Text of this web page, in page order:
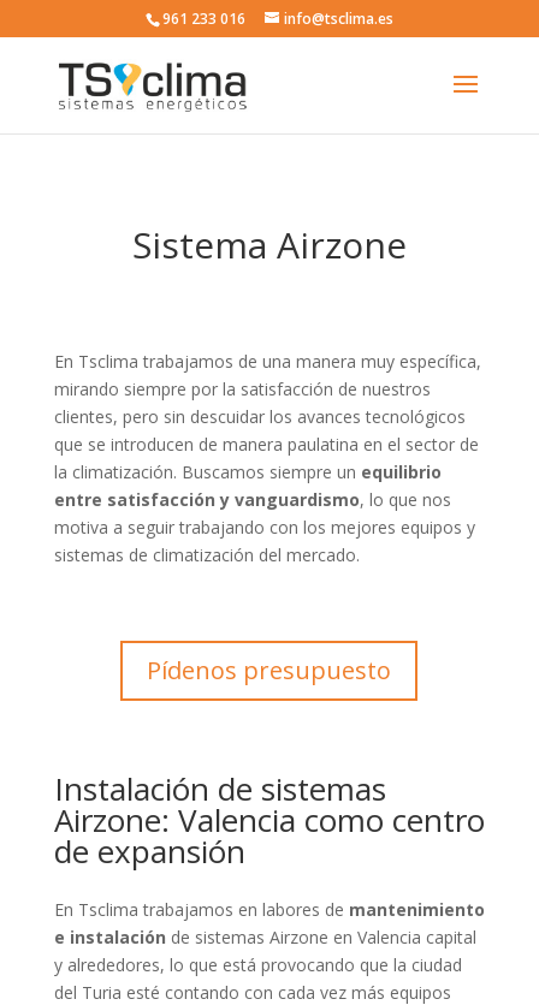
961 233 016 info@tsclima.es
Sistema Airzone
En Tsclima trabajamos de una manera muy específica,
mirando siempre por la satisfacción de nuestros
clientes, pero sin descuidar los avances tecnológicos
que se introducen de manera paulatina en el sector de
la climatización. Buscamos siempre un equilibrio
entre satisfacción y vanguardismo, lo que nos
motiva a seguir trabajando con los mejores equipos y
sistemas de climatización del mercado.
Pídenos presupuesto
Instalación de sistemas
Airzone: Valencia como centro
de expansión
En Tsclima trabajamos en labores de mantenimiento
e instalación de sistemas Airzone en Valencia capital
y alrededores, lo que está provocando que la ciudad
del Turia esté contando con cada vez más equipos